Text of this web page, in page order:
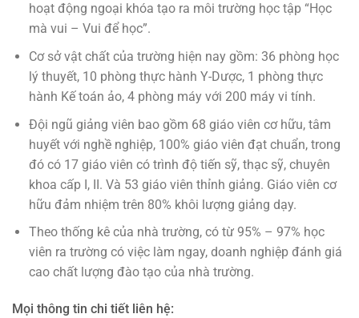
hoạt động ngoại khóa tạo ra môi trường học tập “Học
mà vui – Vui để học”.
Cơ sở vật chất của trường hiện nay gồm: 36 phòng học
lý thuyết, 10 phòng thực hành Y-Dược, 1 phòng thực
hành Kế toán ảo, 4 phòng máy với 200 máy vi tính.
Đội ngũ giảng viên bao gồm 68 giáo viên cơ hữu, tâm
huyết với nghề nghiệp, 100% giáo viên đạt chuẩn, trong
đó có 17 giáo viên có trình độ tiến sỹ, thạc sỹ, chuyên
khoa cấp I, II. Và 53 giáo viên thỉnh giảng. Giáo viên cơ
hữu đảm nhiệm trên 80% khôi lượng giảng dạy.
Theo thống kê của nhà trường, có từ 95% – 97% học
viên ra trường có việc làm ngay, doanh nghiệp đánh giá
cao chất lượng đào tạo của nhà trường.
Mọi thông tin chi tiết liên hệ: